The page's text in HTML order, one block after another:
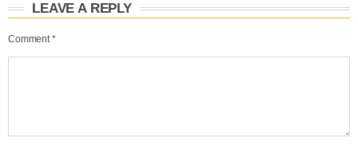
LEAVE A REPLY
Comment *